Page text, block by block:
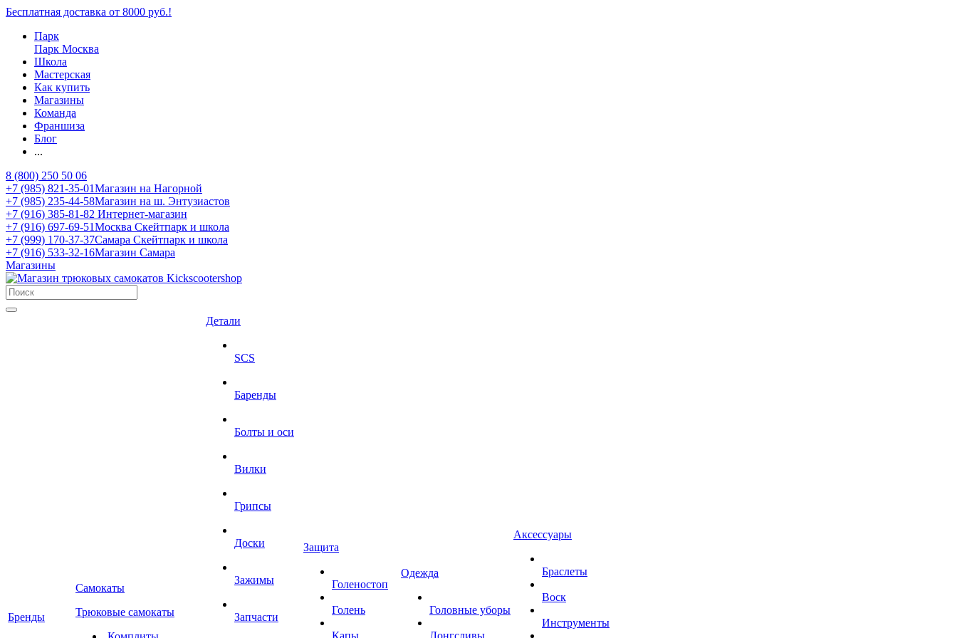
Бесплатная доставка от 8000 руб.!
Парк
Парк Москва
Школа
Мастерская
Как купить
Магазины
Команда
Франшиза
Блог
...
8 (800) 250 50 06
+7 (985) 821-35-01Магазин на Нагорной
+7 (985) 235-44-58Магазин на ш. Энтузиастов
+7 (916) 385-81-82 Интернет-магазин
+7 (916) 697-69-51Москва Скейтпарк и школа
+7 (999) 170-37-37Самара Скейтпарк и школа
+7 (916) 533-32-16Магазин Самара
Магазины
Бренды
Самокаты
Трюковые самокаты
Детали
SCS
Баренды
Болты и оси
Вилки
Грипсы
Доски
Зажимы
Запчасти
Защита
Голеностоп
Голень
Капы
Одежда
Головные уборы
Лонгсливы
Аксессуары
Браслеты
Воск
Инструменты